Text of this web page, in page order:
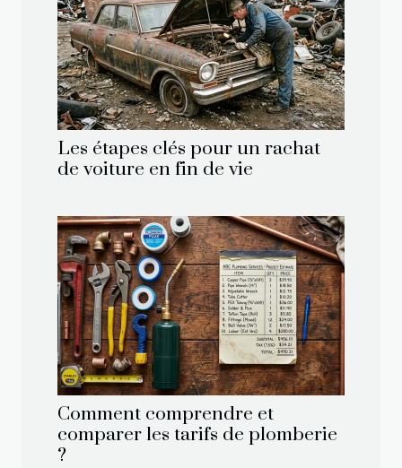
Les étapes clés pour un rachat
de voiture en fin de vie
Comment comprendre et
comparer les tarifs de plomberie
?